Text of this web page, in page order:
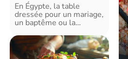
En Égypte, la table
dressée pour un mariage,
un baptême ou la…